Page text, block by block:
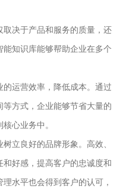
决于产品和服务的质量，还
知识库能够帮助企业在多个
运营效率，降低成本。通过
方式，企业能够节省大量的
心业务中。
立良好的品牌形象。高效、
好感，提高客户的忠诚度和
水平也会得到客户的认可，